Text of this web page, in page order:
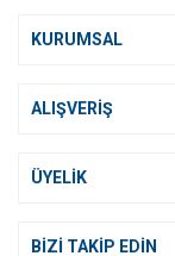
KURUMSAL
ALIŞVERİŞ
ÜYELİK
BİZİ TAKİP EDİN